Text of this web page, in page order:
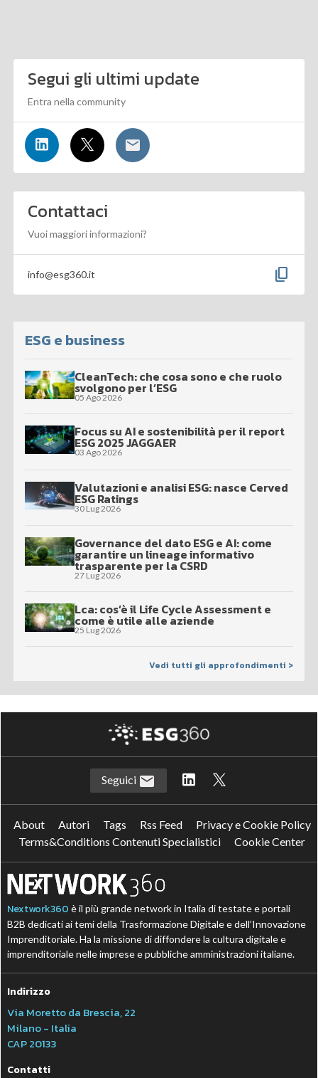
Segui gli ultimi update
Entra nella community
Contattaci
Vuoi maggiori informazioni?
info@esg360.it content_copy
ESG e business
CleanTech: che cosa sono e che ruolo
svolgono per l’ESG
05 Ago 2026
Focus su AI e sostenibilità per il report
ESG 2025 JAGGAER
03 Ago 2026
Valutazioni e analisi ESG: nasce Cerved
ESG Ratings
30 Lug 2026
Governance del dato ESG e AI: come
garantire un lineage informativo
trasparente per la CSRD
27 Lug 2026
Lca: cos’è il Life Cycle Assessment e
come è utile alle aziende
25 Lug 2026
Vedi tutti gli approfondimenti >
Seguici
About Autori Tags Rss Feed
Privacy e Cookie Policy
Terms&Conditions Contenuti Specialistici
Cookie Center
Nextwork360 è il più grande network in Italia di testate e portali
B2B dedicati ai temi della Trasformazione Digitale e dell’Innovazione
Imprenditoriale. Ha la missione di diffondere la cultura digitale e
imprenditoriale nelle imprese e pubbliche amministrazioni italiane.
Indirizzo
Via Moretto da Brescia, 22
Milano - Italia
CAP 20133
Contatti